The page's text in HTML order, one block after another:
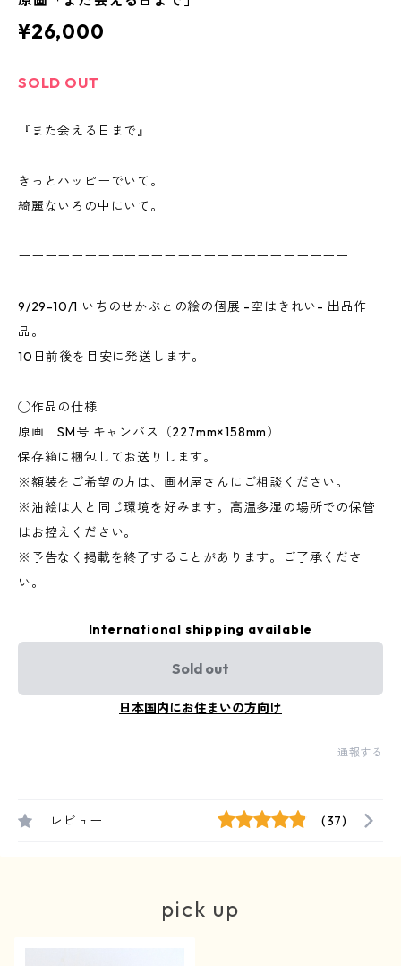
¥26,000
SOLD OUT
『また会える日まで』
きっとハッピーでいて。
綺麗ないろの中にいて。
ーーーーーーーーーーーーーーーーーーーーーーーーー
9/29-10/1 いちのせかぶとの絵の個展 -空はきれい- 出品作
品。
10日前後を目安に発送します。
◯作品の仕様
原画 SM号 キャンバス（227mm×158mm）
保存箱に梱包してお送りします。
※額装をご希望の方は、画材屋さんにご相談ください。
※油絵は人と同じ環境を好みます。高温多湿の場所での保管
はお控えください。
※予告なく掲載を終了することがあります。ご了承くださ
い。
International shipping available
Sold out
日本国内にお住まいの方向け
通報する
レビュー (37)
pick up